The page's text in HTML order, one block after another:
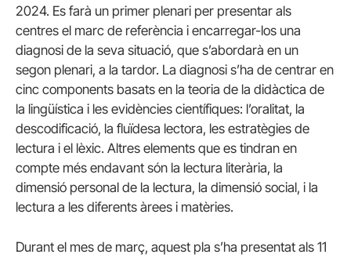
2024. Es farà un primer plenari per presentar als
centres el marc de referència i encarregar-los una
diagnosi de la seva situació, que s’abordarà en un
segon plenari, a la tardor. La diagnosi s’ha de centrar en
cinc components basats en la teoria de la didàctica de
la lingüística i les evidències científiques: l’oralitat, la
descodificació, la fluïdesa lectora, les estratègies de
lectura i el lèxic. Altres elements que es tindran en
compte més endavant són la lectura literària, la
dimensió personal de la lectura, la dimensió social, i la
lectura a les diferents àrees i matèries.
Durant el mes de març, aquest pla s’ha presentat als 11